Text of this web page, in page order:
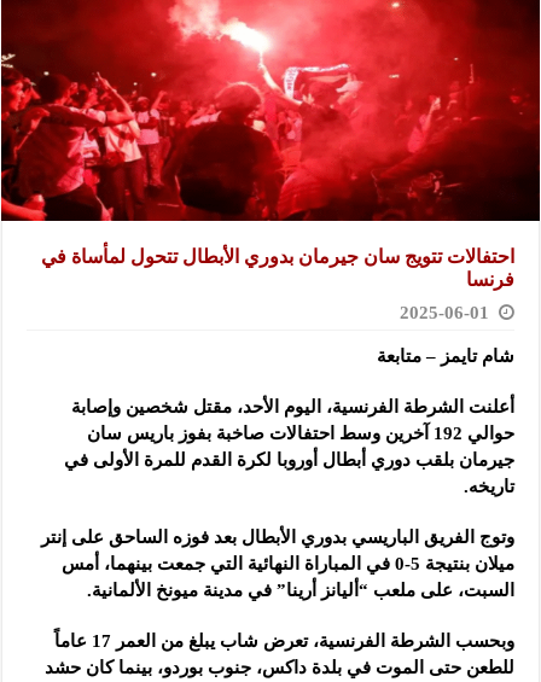
احتفالات تتويج سان جيرمان بدوري الأبطال تتحول لمأساة في
فرنسا
2025-06-01
شام تايمز – متابعة
أعلنت الشرطة الفرنسية، اليوم الأحد، مقتل شخصين وإصابة
حوالي 192 آخرين وسط احتفالات صاخبة بفوز باريس سان
جيرمان بلقب دوري أبطال أوروبا لكرة القدم للمرة الأولى في
تاريخه.
وتوج الفريق الباريسي بدوري الأبطال بعد فوزه الساحق على إنتر
ميلان بنتيجة 5-0 في المباراة النهائية التي جمعت بينهما، أمس
السبت، على ملعب “أليانز أرينا” في مدينة ميونخ الألمانية.
وبحسب الشرطة الفرنسية، تعرض شاب يبلغ من العمر 17 عاماً
للطعن حتى الموت في بلدة داكس، جنوب بوردو، بينما كان حشد